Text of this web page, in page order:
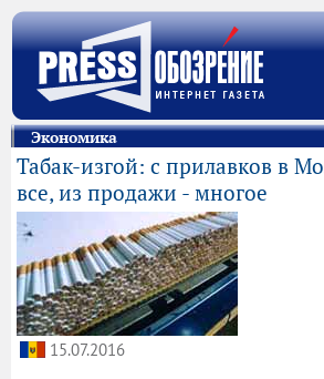
Экономика
Табак-изгой: с прилавков в
все, из продажи - многое
15.07.2016